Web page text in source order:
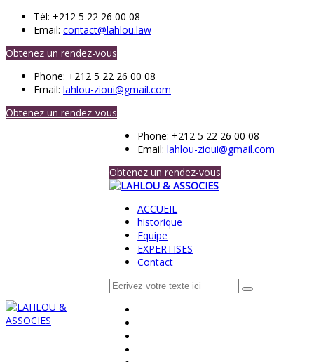
Tél: +212 5 22 26 00 08
Email: contact@lahlou.law
Obtenez un rendez-vous
Phone: +212 5 22 26 00 08
Email: lahlou-zioui@gmail.com
Obtenez un rendez-vous
Phone: +212 5 22 26 00 08
Email:lahlou-zioui@gmail.com
Obtenez un rendez-vous
ACCUEIL
historique
Equipe
EXPERTISES
Contact